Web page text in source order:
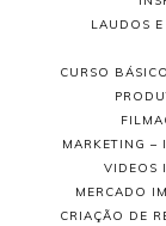
LAUDOS E
CURSO
MARKETING –
VIDEOS
MERCADO
CRIAÇÃO DE